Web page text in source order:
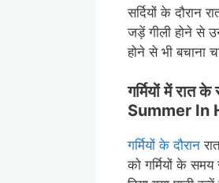
सर्दियों के दौरान
जड़ें गीली होने से
होने से भी बचाना
गर्मियों में रात
Summer In
गर्मियों के दौरान
को गर्मियों के